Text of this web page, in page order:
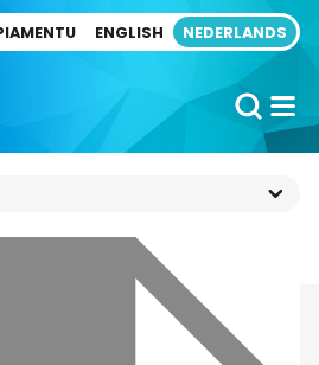
ENGLISH NEDERLANDS